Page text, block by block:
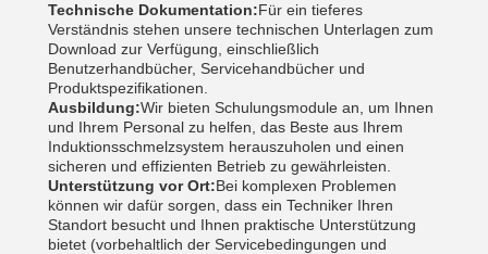
Technische Dokumentation:Für ein tieferes
Verständnis stehen unsere technischen Unterlagen zum
Download zur Verfügung, einschließlich
Benutzerhandbücher, Servicehandbücher und
Produktspezifikationen.
Ausbildung:Wir bieten Schulungsmodule an, um Ihnen
und Ihrem Personal zu helfen, das Beste aus Ihrem
Induktionsschmelzsystem herauszuholen und einen
sicheren und effizienten Betrieb zu gewährleisten.
Unterstützung vor Ort:Bei komplexen Problemen
können wir dafür sorgen, dass ein Techniker Ihren
Standort besucht und Ihnen praktische Unterstützung
bietet (vorbehaltlich der Servicebedingungen und